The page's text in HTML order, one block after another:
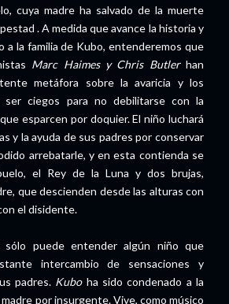
cuya madre ha salvado de la muerte
. A medida que avance la historia y
a la familia de Kubo, entenderemos que
Marc Haimes y Chris Butlerhan
metáfora sobre la avaricia y los
ser ciegos para no debilitarse con la
esparcen por doquier. El niño luchará
y la ayuda de sus padres por conservar
arrebatarle, y en esta contienda se
el Rey de la Luna y dos brujas,
que descienden desde las alturas con
el disidente.
sólo puede entender algún niño que
intercambio de sensaciones y
padres. Kubo ha sido condenado a la
por insurgente. Vive, como músico